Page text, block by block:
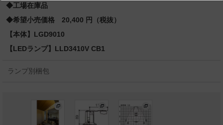
◆工場在庫品
◆希望小売価格 20,400 円（税抜）
【本体】LGD9010
【LEDランプ】LLD3410V CB1
ランプ別梱包